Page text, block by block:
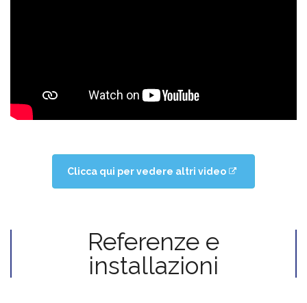
Clicca qui per vedere altri video
Referenze e
installazioni